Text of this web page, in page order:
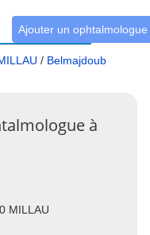
Ajouter un ophtalmologue
/ Belmajdoub
à
MILLAU